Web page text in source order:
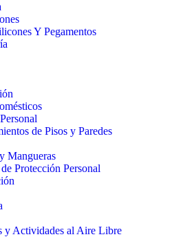
Y Pegamentos
de Pisos y Paredes
Mangueras
Protección Personal
y Actividades al Aire Libre